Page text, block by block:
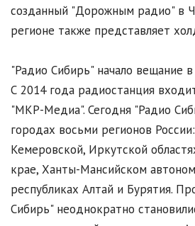
созданный "Дорожным радио" в
регионе также представляет
"Радио Сибирь" начало вещание
С 2014 года радиостанция
"МКР-Медиа". Сегодня "Радио
городах восьми регионов
Кемеровской, Иркутской
крае, Ханты-Мансийском
республиках Алтай и Бурятия.
Сибирь" неоднократно